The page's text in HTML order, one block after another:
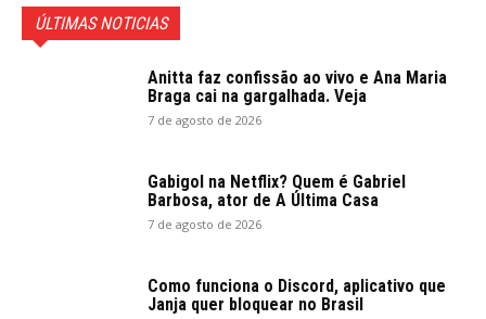
ÚLTIMAS NOTICIAS
Anitta faz confissão ao vivo e Ana Maria
Braga cai na gargalhada. Veja
7 de agosto de 2026
Gabigol na Netflix? Quem é Gabriel
Barbosa, ator de A Última Casa
7 de agosto de 2026
Como funciona o Discord, aplicativo que
Janja quer bloquear no Brasil